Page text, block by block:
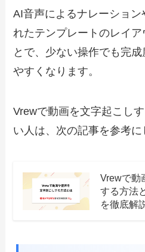
AI音声によるナレーション
れたテンプレートのレイ
とで、少ない操作でも完
やすくなります。
Vrewで動画を文字起こし
い人は、次の記事を参考に
Vrewで動
する方法
を徹底解